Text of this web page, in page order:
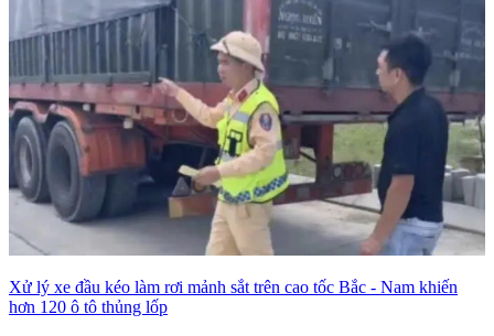
Xử lý xe đầu kéo làm rơi mảnh sắt trên cao tốc Bắc - Nam khiến
hơn 120 ô tô thủng lốp